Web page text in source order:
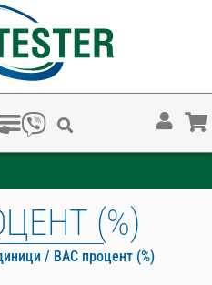
(%)
/ BAC процент (%)